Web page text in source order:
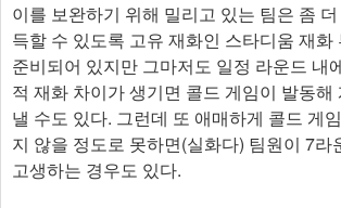
이를 보완하기 위해 밀리고 있는 팀은 좀
득할 수 있도록 고유 재화인 스타디움 재화
준비되어 있지만 그마저도 일정 라운드 내
적 재화 차이가 생기면 콜드 게임이 발동해
낼 수도 있다. 그런데 또 애매하게 콜드 게
지 않을 정도로 못하면(실화다) 팀원이 7라
고생하는 경우도 있다.